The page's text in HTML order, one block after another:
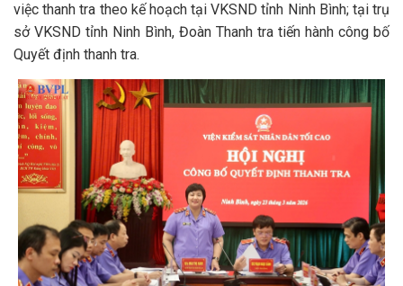
việc thanh tra theo kế hoạch tại VKSND tỉnh Ninh Bình; tại trụ
sở VKSND tỉnh Ninh Bình, Đoàn Thanh tra tiến hành công bố
Quyết định thanh tra.